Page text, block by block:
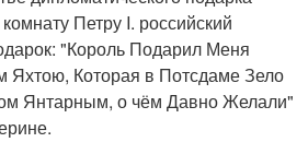
Петру I. российский
"Король Подарил Меня
Яхтою, Которая в Потсдаме Зело
Янтарным, о чём Давно Желали"